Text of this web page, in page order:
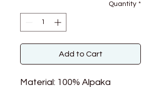
Quantity *
Add to Cart
Material: 100% Alpaka